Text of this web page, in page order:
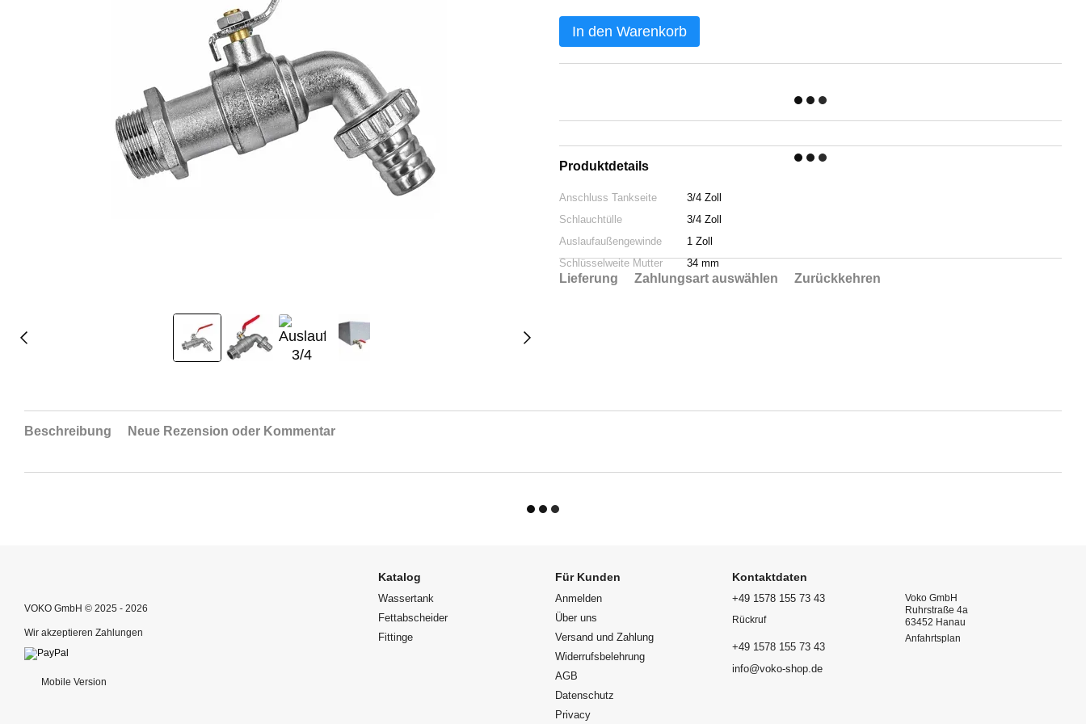
In den Warenkorb
Produktdetails
Anschluss Tankseite
3/4 Zoll
Schlauchtülle
3/4 Zoll
Auslaufaußengewinde
1 Zoll
Schlüsselweite Mutter
34 mm
Lieferung Zahlungsart auswählen Zurückkehren
Beschreibung Neue Rezension oder Kommentar
VOKO GmbH © 2025 - 2026
Wir akzeptieren Zahlungen
Mobile Version
Katalog
Wassertank
Fettabscheider
Fittinge
Für Kunden
Anmelden
Über uns
Versand und Zahlung
Widerrufsbelehrung
AGB
Datenschutz
Privacy
Kontaktdaten
+49 1578 155 73 43
Rückruf
+49 1578 155 73 43
info@voko-shop.de
Voko GmbH
Ruhrstraße 4a
63452 Hanau
Anfahrtsplan